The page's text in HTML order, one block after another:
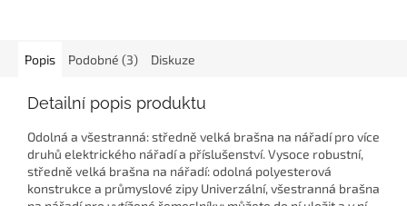
Popis Podobné (3) Diskuze
Detailní popis produktu
Odolná a všestranná: středně velká brašna na nářadí pro více
druhů elektrického nářadí a příslušenství. Vysoce robustní,
středně velká brašna na nářadí: odolná polyesterová
konstrukce a průmyslové zipy Univerzální, všestranná brašna